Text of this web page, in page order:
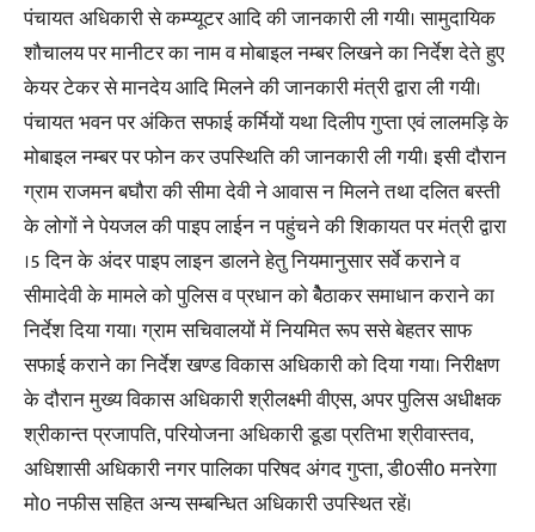
पंचायत अधिकारी से कम्प्यूटर आदि की जानकारी ली गयी। सामुदायिक
शौचालय पर मानीटर का नाम व मोबाइल नम्बर लिखने का निर्देश देते हुए
केयर टेकर से मानदेय आदि मिलने की जानकारी मंत्री द्वारा ली गयी।
पंचायत भवन पर अंकित सफाई कर्मियों यथा दिलीप गुप्ता एवं लालमड़ि के
मोबाइल नम्बर पर फोन कर उपस्थिति की जानकारी ली गयी। इसी दौरान
ग्राम राजमन बघौरा की सीमा देवी ने आवास न मिलने तथा दलित बस्ती
के लोगों ने पेयजल की पाइप लाईन न पहुंचने की शिकायत पर मंत्री द्वारा
।5 दिन के अंदर पाइप लाइन डालने हेतु नियमानुसार सर्वे कराने व
सीमादेवी के मामले को पुलिस व प्रधान को बैेठाकर समाधान कराने का
निर्देश दिया गया। ग्राम सचिवालयों में नियमित रूप ससे बेहतर साफ
सफाई कराने का निर्देश खण्ड विकास अधिकारी को दिया गया। निरीक्षण
के दौरान मुख्य विकास अधिकारी श्रीलक्ष्मी वीएस, अपर पुलिस अधीक्षक
श्रीकान्त प्रजापति, परियोजना अधिकारी डूडा प्रतिभा श्रीवास्तव,
अधिशासी अधिकारी नगर पालिका परिषद अंगद गुप्ता, डी0सी0 मनरेगा
मो0 नफीस सहित अन्य सम्बन्धित अधिकारी उपस्थित रहें।